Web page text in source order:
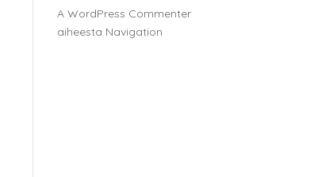
A WordPress Commenter
aiheesta Navigation